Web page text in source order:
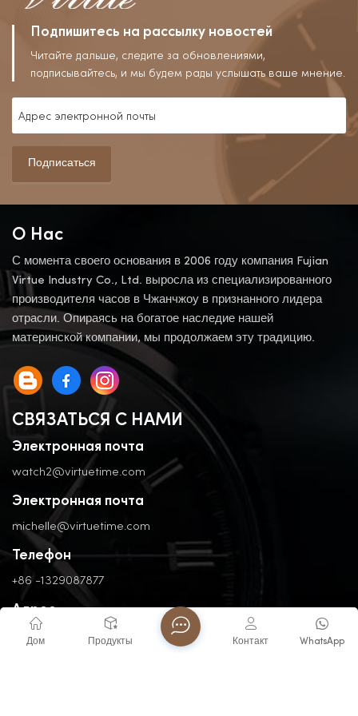
Подпишитесь на рассылку новостей
Читайте дальше, следите за обновлениями,
подписывайтесь, и мы будем рады услышать ваше мнение.
Подписаться
О Нас
С момента своего основания в 2006 году компания Fujian
Virtue Industry Co., Ltd. выросла из специализированного
производителя часов в Чжанчжоу в признанного лидера
отрасли. Опираясь на богатое наследие нашей
материнской компании, мы продолжаем эту традицию.
СВЯЗАТЬСЯ С НАМИ
Электронная почта
watch2@virtuetime.com
Электронная почта
michelle@virtuetime.com
Телефон
+86 -1329087877
Адрес
No. 3, Nanpu Road, Jinfeng Industrial Zone, Zhangzhou, Fujian,
Дом Продукты WhatsApp
Контакт